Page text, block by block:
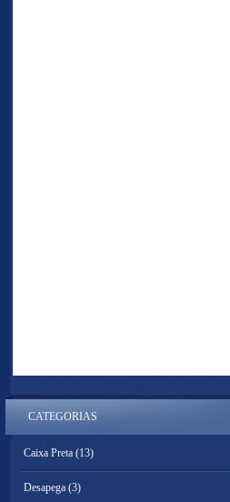
CATEGORIAS
Caixa Preta (13)
Desapega (3)